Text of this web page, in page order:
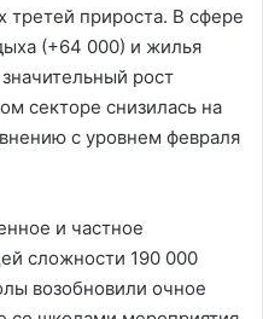
третей прироста. В сфере
(+64 000) и жилья
рост
секторе снизилась на
с уровнем февраля
и частное
сложности 190 000
возобновили очное